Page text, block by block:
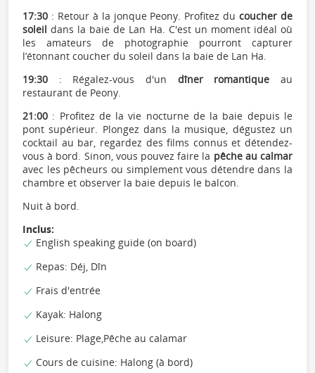
17:30 : Retour à la jonque Peony. Profitez ducoucher de
soleil dans la baie de Lan Ha. C'est un moment idéal où
les amateurs de photographie pourront capturer
l’étonnant coucher du soleil dans la baie de Lan Ha.
19:30 : Régalez-vous d'un dîner romantique au
restaurant de Peony.
21:00 : Profitez de la vie nocturne de la baie depuis le
pont supérieur. Plongez dans la musique, dégustez un
cocktail au bar, regardez des films connus et détendez-
vous à bord. Sinon, vous pouvez faire la pêche au calmar
avec les pêcheurs ou simplement vous détendre dans la
chambre et observer la baie depuis le balcon.
Nuit à bord.
Inclus:
English speaking guide (on board)
Repas: Déj, Dîn
Frais d'entrée
Kayak: Halong
Leisure: Plage,Pêche au calamar
Cours de cuisine: Halong (à bord)